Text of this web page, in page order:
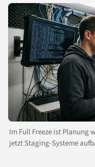
Im Full Freeze ist Planung
jetzt Staging-Systeme